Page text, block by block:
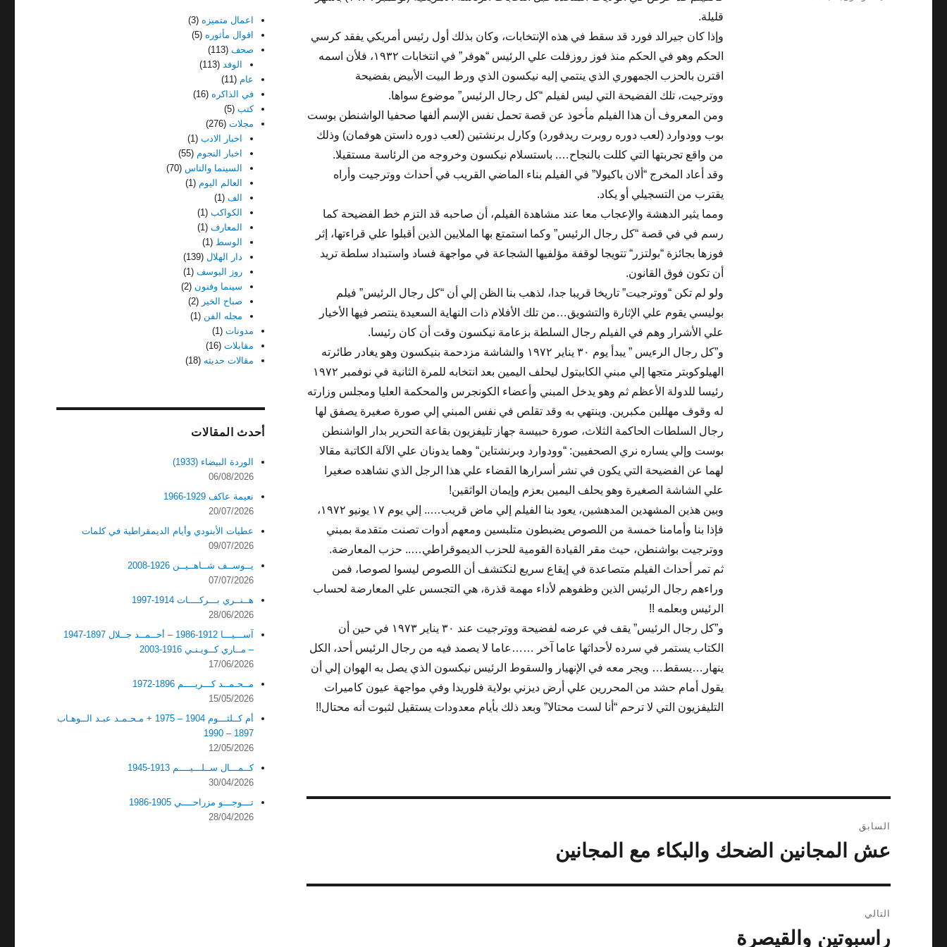
قليلة.
وإذا كان جيرالد فورد قد سقط في هذه الإنتخابات، وكان بذلك أول رئيس أمريكي يفقد كرسي
الحكم وهو في الحكم منذ فوز روزفلت علي الرئيس “هوفر” في انتخابات ١٩٣٢، فلأن اسمه
اقترن بالحزب الجمهوري الذي ينتمي إليه نيكسون الذي ورط البيت الأبيض بفضيحة
ووترجيت، تلك الفضيحة التي ليس لفيلم “كل رجال الرئيس” موضوع سواها.
ومن المعروف أن هذا الفيلم مأخوذ عن قصة تحمل نفس الإسم ألفها صحفيا الواشنطن بوست
بوب وودوارد (لعب دوره روبرت ريدفورد) وكارل برنشتين (لعب دوره داستن هوفمان) وذلك
من واقع تجربتها التي كللت بالنجاح…. باستسلام نيكسون وخروجه من الرئاسة مستقيلا.
وقد أعاد المخرج “ألان باكيولا” في الفيلم بناء الماضي القريب في أحداث ووترجيت وأراه
يقترب من التسجيلي أو يكاد.
ومما يثير الدهشة والإعجاب معا عند مشاهدة الفيلم، أن صاحبه قد التزم خط الفضيحة كما
رسم في في قصة “كل رجال الرئيس” وكما استمتع بها الملايين الذين أقبلوا علي قراءتها، إثر
فوزها بجائزة “بولتزر“ تتويجا لوقفة مؤلفيها الشجاعة في مواجهة فساد واستبداد سلطة تريد
أن تكون فوق القانون.
ولو لم تكن “ووترجيت” تاريخا قريبا جدا، لذهب بنا الظن إلي أن “كل رجال الرئيس” فيلم
بوليسي يقوم علي الإثارة والتشويق…من تلك الأفلام ذات النهاية السعيدة ينتصر فيها الأخيار
علي الأشرار وهم في الفيلم رجال السلطة بزعامة نيكسون وقت أن كان رئيسا.
و”كل رجال الرءيس ” يبدأ يوم ٣٠ يناير ١٩٧٢ والشاشة مزدحمة بنيكسون وهو يغادر طائرته
الهيلوكوبتر متجها إلي مبني الكابيتول ليحلف اليمين بعد انتخابه للمرة الثانية في نوفمبر ١٩٧٢
رئيسا للدولة الأعظم ثم وهو يدخل المبني وأعضاء الكونجرس والمحكمة العليا ومجلس وزارته
له وقوف مهللين مكبرين. وينتهي به وقد تقلص في نفس المبني إلي صورة صغيرة يصفق لها
رجال السلطات الحاكمة الثلاث، صورة حبيسة جهاز تليفزيون بقاعة التحرير بدار الواشنطن
بوست وإلي يساره نري الصحفيين: “وودوارد وبرنشتاين“ وهما يدونان علي الآلة الكاتبة مقالا
لهما عن الفضيحة التي يكون في نشر أسرارها القضاء علي هذا الرجل الذي نشاهده صغيرا
علي الشاشة الصغيرة وهو يحلف اليمين بعزم وإيمان الواثقين!
وبين هذين المشهدين المدهشين، يعود بنا الفيلم إلي ماض قريب….. إلي يوم ١٧ يونيو ١٩٧٢،
فإذا بنا وأمامنا خمسة من اللصوص يضبطون متلبسين ومعهم أدوات تصنت متقدمة بمبني
ووترجيت بواشنطن، حيث مقر القيادة القومية للحزب الديموقراطي….. حزب المعارضة.
ثم تمر أحداث الفيلم متصاعدة في إيقاع سريع لنكتشف أن اللصوص ليسوا لصوصا، فمن
وراءهم رجال الرئيس الذين وظفوهم لأداء مهمة قذرة، هي التجسس علي المعارضة لحساب
الرئيس وبعلمه !!
و”كل رجال الرئيس” يقف في عرضه لفضيحة ووترجيت عند ٣٠ يناير ١٩٧٣ في حين أن
الكتاب يستمر في سرده لأحداثها عاما آخر ……عاما لا يصمد فيه من رجال الرئيس أحد، الكل
ينهار…يسقط… ويجر معه في الإنهيار والسقوط الرئيس نيكسون الذي يصل به الهوان إلي أن
يقول أمام حشد من المحررين علي أرض ديزني بولاية فلوريدا وفي مواجهة عيون كاميرات
التليفزيون التي لا ترحم “أنا لست محتالا” وبعد ذلك بأيام معدودات يستقيل لثبوت أنه محتال!!
المقالات
السابق
المقالة
عش المجانين الضحك والبكاء مع المجانين
التالي
المقالة
راسبوتين والقيصرة
اعمال متميزه (3)
اقوال مأثوره (5)
صحف (113)
الوفد (113)
عام (11)
في الذاكره (16)
كتب (5)
مجلات (276)
اخبار الادب (1)
اخبار النجوم (55)
السينما والناس (70)
العالم اليوم (1)
الف (1)
الكواكب (1)
المعارف (1)
الوسط (1)
دار الهلال (139)
روز اليوسف (1)
سينما وفنون (2)
صباح الخير (2)
مجله الفن (1)
مدونات (1)
مقابلات (16)
مقالات حديثه (18)
أحدث المقالات
الوردة البيضاء (1933)
06/08/2026
نعيمة عاكف 1929-1966
20/07/2026
عطيات الأبنودي وأيام الديمقراطية في كلمات
09/07/2026
يــوســف شــاهــيــن 1926-2008
07/07/2026
هــنــري بـــركــــات 1914-1997
28/06/2026
آســـيـــا 1912-1986 – أحــمــد جــلال 1897-1947
– مــاري كــويـنـي 1916-2003
17/06/2026
مــحـمــد كـــريــــم 1896-1972
15/05/2026
أم كــلثـــوم 1904 – 1975 + مـحـمـد عبـد الــوهـاب
1897 – 1990
12/05/2026
كــمـــال ســلـــيــــم 1913-1945
30/04/2026
تـــوجـــو مزراحــــي 1905-1986
28/04/2026